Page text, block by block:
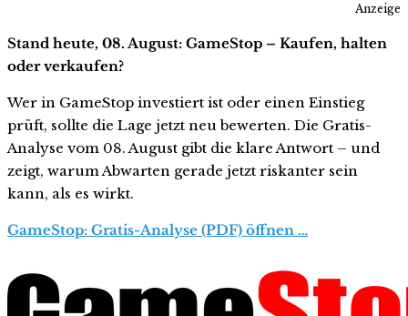
Anzeige
Stand heute, 08. August: GameStop – Kaufen, halten
oder verkaufen?
Wer in GameStop investiert ist oder einen Einstieg
prüft, sollte die Lage jetzt neu bewerten. Die Gratis-
Analyse vom 08. August gibt die klare Antwort – und
zeigt, warum Abwarten gerade jetzt riskanter sein
kann, als es wirkt.
GameStop: Gratis-Analyse (PDF) öffnen …